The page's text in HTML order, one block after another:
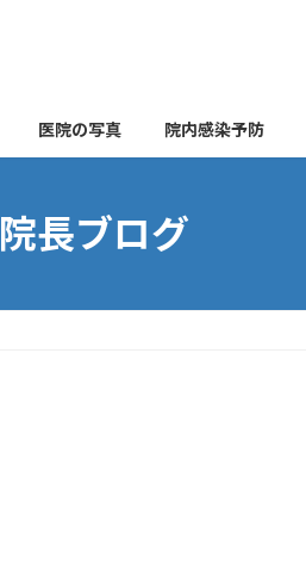
医院の写真 院内感染予防
院長ブログ